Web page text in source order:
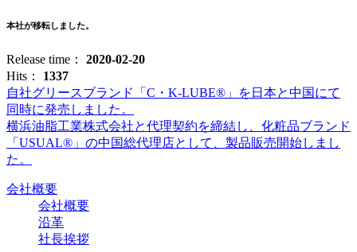
本社が移転しました。
Release time： 2020-02-20
Hits： 1337
自社グリースブランド「C・K-LUBE︎®」を日本と中国にて
同時に発売しました。
横浜油脂工業株式会社と代理契約を締結し、化粧品ブランド
「USUAL®」の中国総代理店として、製品販売開始しまし
た。
会社概要
会社概要
沿革
社長挨拶